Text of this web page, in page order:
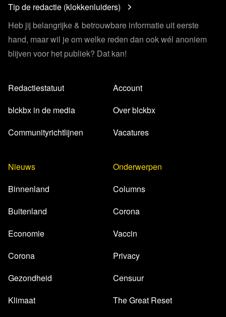
Tip de redactie (klokkenluiders)
Heb jij belangrijke & betrouwbare informatie uit eerste
hand, maar wil je om welke reden dan ook wél anoniem
blijven voor het publiek? Dat kan!
Redactiestatuut
blckbx in de media
Communityrichtlijnen
Account
Over blckbx
Vacatures
Nieuws
Binnenland
Buitenland
Economie
Corona
Gezondheid
Klimaat
Onderwerpen
Columns
Corona
Vaccin
Privacy
Censuur
The Great Reset